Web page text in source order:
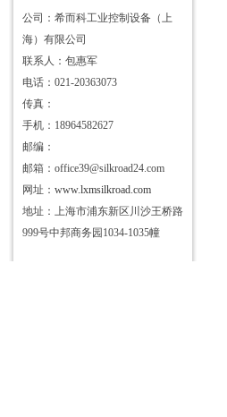
公司：希而科工业控制设备（上
海）有限公司
联系人：包惠军
电话：021-20363073
传真：
手机：18964582627
邮编：
邮箱：office39@silkroad24.com
网址： www.lxmsilkroad.com
地址：上海市浦东新区川沙王桥路
999号中邦商务园1034-1035幢